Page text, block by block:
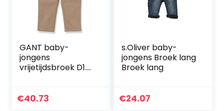
GANT baby-
jongens
vrijetijdsbroek D1.
€40.73
s.Oliver baby-
jongens Broek lang
Broek lang
€24.07